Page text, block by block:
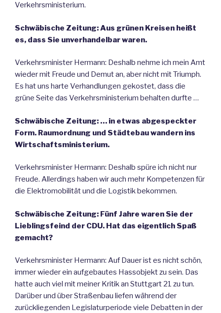
Verkehrsministerium.
Schwäbische Zeitung: Aus grünen Kreisen heißt
es, dass Sie unverhandelbar waren.
Verkehrsminister Hermann: Deshalb nehme ich mein Amt
wieder mit Freude und Demut an, aber nicht mit Triumph.
Es hat uns harte Verhandlungen gekostet, dass die
grüne Seite das Verkehrsministerium behalten durfte …
Schwäbische Zeitung: … in etwas abgespeckter
Form. Raumordnung und Städtebau wandern ins
Wirtschaftsministerium.
Verkehrsminister Hermann: Deshalb spüre ich nicht nur
Freude. Allerdings haben wir auch mehr Kompetenzen für
die Elektromobilität und die Logistik bekommen.
Schwäbische Zeitung: Fünf Jahre waren Sie der
Lieblingsfeind der CDU. Hat das eigentlich Spaß
gemacht?
Verkehrsminister Hermann: Auf Dauer ist es nicht schön,
immer wieder ein aufgebautes Hassobjekt zu sein. Das
hatte auch viel mit meiner Kritik an Stuttgart 21 zu tun.
Darüber und über Straßenbau liefen während der
zurückliegenden Legislaturperiode viele Debatten in der